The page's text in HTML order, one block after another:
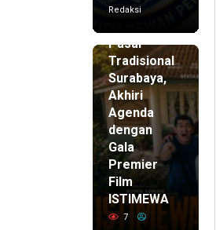
Redaksi
IKAPPI
Pasar
Tradisional
Surabaya,
Akhiri
Agenda
dengan
Gala
Premier
Film
ISTIMEWA
7